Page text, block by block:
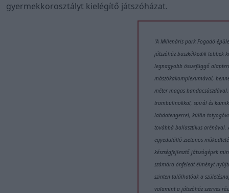
gyermekkorosztályt kielégítő játszóházat.
"A Millenáris park Fogadó
játszóház büszkélkedik többek
legnagyobb összefüggő
mászókakomplexumával,
méter magas
trambulinokkal, spirál és
labdatengerrel, külön
továbbá ballasztikus arénával.
egyedülálló zsetonos
készségfejlesztő játszógépek
számára önfeledt élményt
szinten találhatóak a
valamint a játszóház szerves